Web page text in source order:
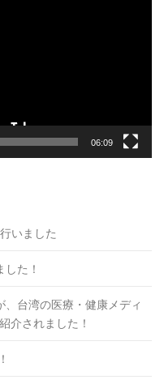
06:09
いました
た！
台湾の医療・健康メディ
介されました！